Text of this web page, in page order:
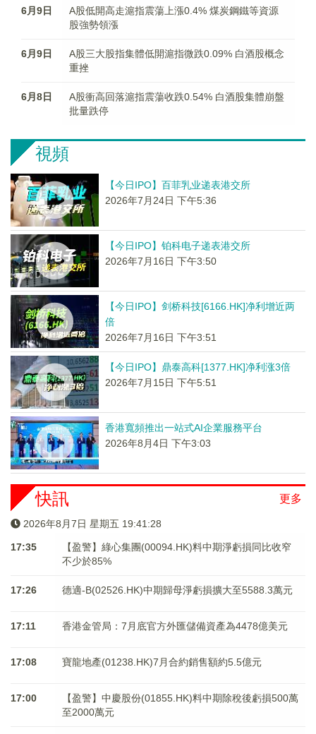
6月9日
A股低開高走滬指震蕩上漲0.4% 煤炭鋼鐵等資源
股強勢領漲
6月9日
A股三大股指集體低開滬指微跌0.09% 白酒股概念
重挫
6月8日
A股衝高回落滬指震蕩收跌0.54% 白酒股集體崩盤
批量跌停
視頻
【今日IPO】百菲乳业递表港交所
2026年7月24日 下午5:36
【今日IPO】铂科电子递表港交所
2026年7月16日 下午3:50
【今日IPO】剑桥科技[6166.HK]净利增近两
倍
2026年7月16日 下午3:51
【今日IPO】鼎泰高科[1377.HK]净利涨3倍
2026年7月15日 下午5:51
香港寬頻推出一站式AI企業服務平台
2026年8月4日 下午3:03
更多
快訊
2026年8月7日 星期五 19:41:28
17:35
【盈警】綠心集團(00094.HK)料中期淨虧損同比收窄
不少於85%
17:26 德適-B(02526.HK)中期歸母淨虧損擴大至5588.3萬元
17:11 香港金管局：7月底官方外匯儲備資產為4478億美元
17:08 寶龍地產(01238.HK)7月合約銷售額約5.5億元
17:00
【盈警】中慶股份(01855.HK)料中期除稅後虧損500萬
至2000萬元